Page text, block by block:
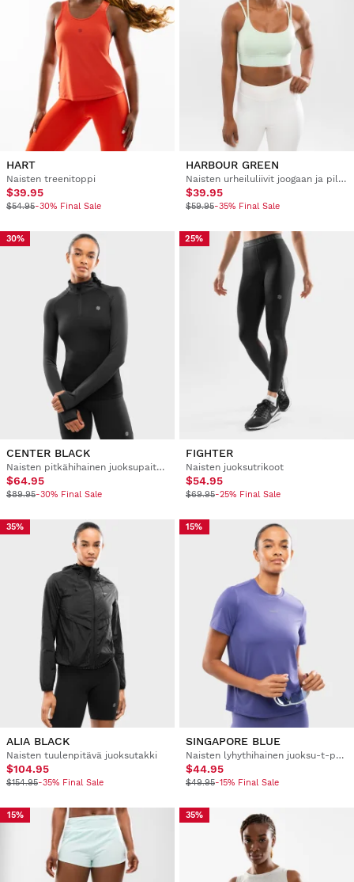
HART
Naisten treenitoppi
$39.95
$54.95-30% Final Sale
HARBOUR GREEN
Naisten urheiluliivit joogaan ja pilatekseen
$39.95
$59.95-35% Final Sale
30%
CENTER BLACK
Naisten pitkähihainen juoksupaita puolivetoketjulla
$64.95
$89.95-30% Final Sale
25%
FIGHTER
Naisten juoksutrikoot
$54.95
$69.95-25% Final Sale
35%
ALIA BLACK
Naisten tuulenpitävä juoksutakki
$104.95
$154.95-35% Final Sale
15%
SINGAPORE BLUE
Naisten lyhythihainen juoksu-t-paita
$44.95
$49.95-15% Final Sale
15% 35%